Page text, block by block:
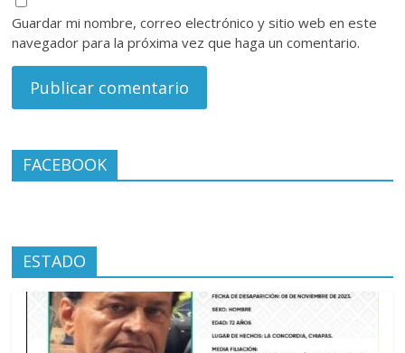
Guardar mi nombre, correo electrónico y sitio web en este
navegador para la próxima vez que haga un comentario.
FACEBOOK
ESTADO